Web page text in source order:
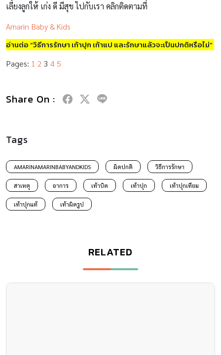
เลี้ยงลูกให้ เก่ง ดี มีสุข ไปกับเรา คลิกติดตามที่
Amarin Baby & Kids
อ่านต่อ “วิธีการรักษา เท้าปุก เท้าแป และรักษาแล้วจะเป็นปกติหรือไม่”
Pages: 1 2 3 4 5
Share On :
Tags
AMARINAMARINBABYANDKIDS ผิดปกติ วิธีการรักษา
สาเหตุ อาการ เท้าบิด เท้าปุก เท้าปุกเทียม
เท้าปุกแท้ เท้าผิดรูป
RELATED